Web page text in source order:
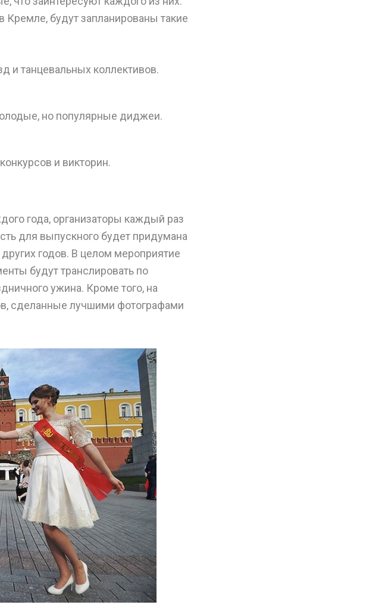
будут запланированы такие
и танцевальных коллективов.
но популярные диджеи.
и викторин.
года, организаторы каждый раз
для выпускного будет придумана
годов. В целом мероприятие
будут транслировать по
ужина. Кроме того, на
сделанные лучшими фотографами